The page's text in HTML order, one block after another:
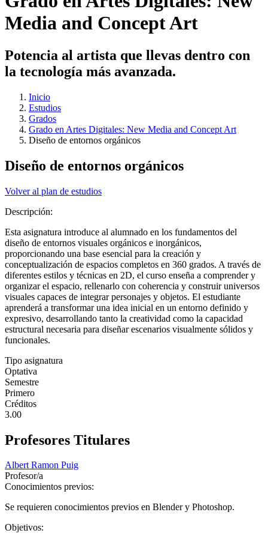
Media and Concept Art
Potencia al artista que llevas dentro con
la tecnología más avanzada.
Inicio
Estudios
Grados
Grado en Artes Digitales: New Media and Concept Art
Diseño de entornos orgánicos
Diseño de entornos orgánicos
Volver al plan de estudios
Descripción:
Esta asignatura introduce al alumnado en los fundamentos del
diseño de entornos visuales orgánicos e inorgánicos,
proporcionando una base esencial para la creación y
conceptualización de espacios completos en 360 grados. A través de
diferentes estilos y técnicas en 2D, el curso enseña a comprender y
organizar el espacio, rellenarlo con coherencia y construir universos
visuales capaces de integrar personajes y objetos. El estudiante
aprenderá a transformar una idea inicial en un entorno definido y
expresivo, desarrollando tanto la creatividad como la capacidad
estructural necesaria para diseñar escenarios visualmente sólidos y
funcionales.
Tipo asignatura
Optativa
Semestre
Primero
Créditos
3.00
Profesores Titulares
Albert Ramon Puig
Profesor/a
Conocimientos previos:
Se requieren conocimientos previos en Blender y Photoshop.
Objetivos: